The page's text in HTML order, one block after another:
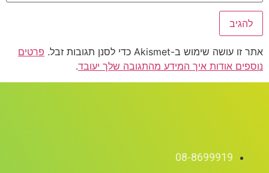
אתר זו עושה שימוש ב-Akismet כדי לסנן תגובות זבל.
פרטים
נוספים אודות איך המידע מהתגובה שלך יעובד.
08-8699919